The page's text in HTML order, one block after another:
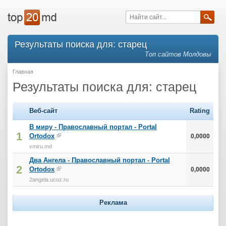
Результаты поиска для: старец
Топ сайтов Молдовы
Главная
Результаты поиска для: старец
Веб-сайт Rating
1
В миру - Православный портал - Portal
Ortodox
vmiru.md
0,0000
2
Два Aнгела - Православный портал - Portal
Ortodox
2angela.ucoz.ru
0,0000
Реклама